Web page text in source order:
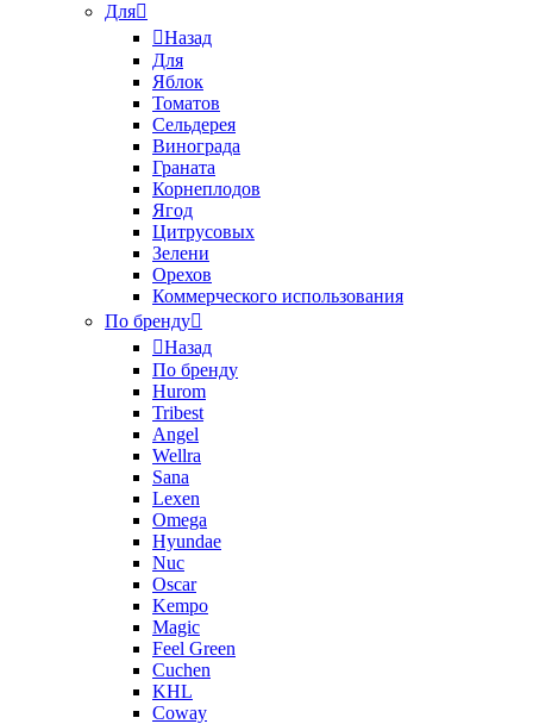
Для
Назад
Для
Яблок
Томатов
Cельдерея
Винограда
Граната
Корнеплодов
Ягод
Цитрусовых
Зелени
Орехов
Коммерческого использования
По бренду
Назад
По бренду
Hurom
Tribest
Angel
Wellra
Sana
Lexen
Omega
Hyundae
Nuc
Oscar
Kempo
Magic
Feel Green
Cuchen
KHL
Coway